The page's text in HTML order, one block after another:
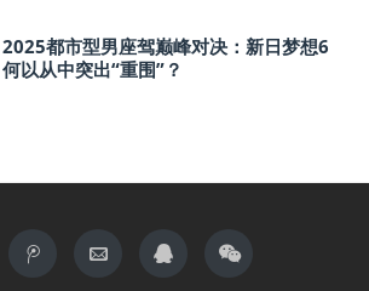
2025都市型男座驾巅峰对决：新日梦想6
何以从中突出“重围”？